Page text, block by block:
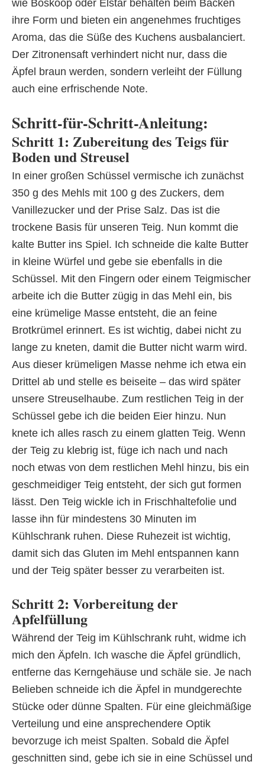
wie Boskoop oder Elstar behalten beim Backen
ihre Form und bieten ein angenehmes fruchtiges
Aroma, das die Süße des Kuchens ausbalanciert.
Der Zitronensaft verhindert nicht nur, dass die
Äpfel braun werden, sondern verleiht der Füllung
auch eine erfrischende Note.
Schritt-für-Schritt-Anleitung:
Schritt 1: Zubereitung des Teigs für
Boden und Streusel
In einer großen Schüssel vermische ich zunächst
350 g des Mehls mit 100 g des Zuckers, dem
Vanillezucker und der Prise Salz. Das ist die
trockene Basis für unseren Teig. Nun kommt die
kalte Butter ins Spiel. Ich schneide die kalte Butter
in kleine Würfel und gebe sie ebenfalls in die
Schüssel. Mit den Fingern oder einem Teigmischer
arbeite ich die Butter zügig in das Mehl ein, bis
eine krümelige Masse entsteht, die an feine
Brotkrümel erinnert. Es ist wichtig, dabei nicht zu
lange zu kneten, damit die Butter nicht warm wird.
Aus dieser krümeligen Masse nehme ich etwa ein
Drittel ab und stelle es beiseite – das wird später
unsere Streuselhaube. Zum restlichen Teig in der
Schüssel gebe ich die beiden Eier hinzu. Nun
knete ich alles rasch zu einem glatten Teig. Wenn
der Teig zu klebrig ist, füge ich nach und nach
noch etwas von dem restlichen Mehl hinzu, bis ein
geschmeidiger Teig entsteht, der sich gut formen
lässt. Den Teig wickle ich in Frischhaltefolie und
lasse ihn für mindestens 30 Minuten im
Kühlschrank ruhen. Diese Ruhezeit ist wichtig,
damit sich das Gluten im Mehl entspannen kann
und der Teig später besser zu verarbeiten ist.
Schritt 2: Vorbereitung der
Apfelfüllung
Während der Teig im Kühlschrank ruht, widme ich
mich den Äpfeln. Ich wasche die Äpfel gründlich,
entferne das Kerngehäuse und schäle sie. Je nach
Belieben schneide ich die Äpfel in mundgerechte
Stücke oder dünne Spalten. Für eine gleichmäßige
Verteilung und eine ansprechendere Optik
bevorzuge ich meist Spalten. Sobald die Äpfel
geschnitten sind, gebe ich sie in eine Schüssel und